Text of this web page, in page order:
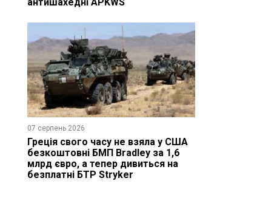
07 серпень 2026
Греція свого часу не взяла у США
безкоштовні БМП Bradley за 1,6
млрд євро, а тепер дивиться на
безплатні БТР Stryker